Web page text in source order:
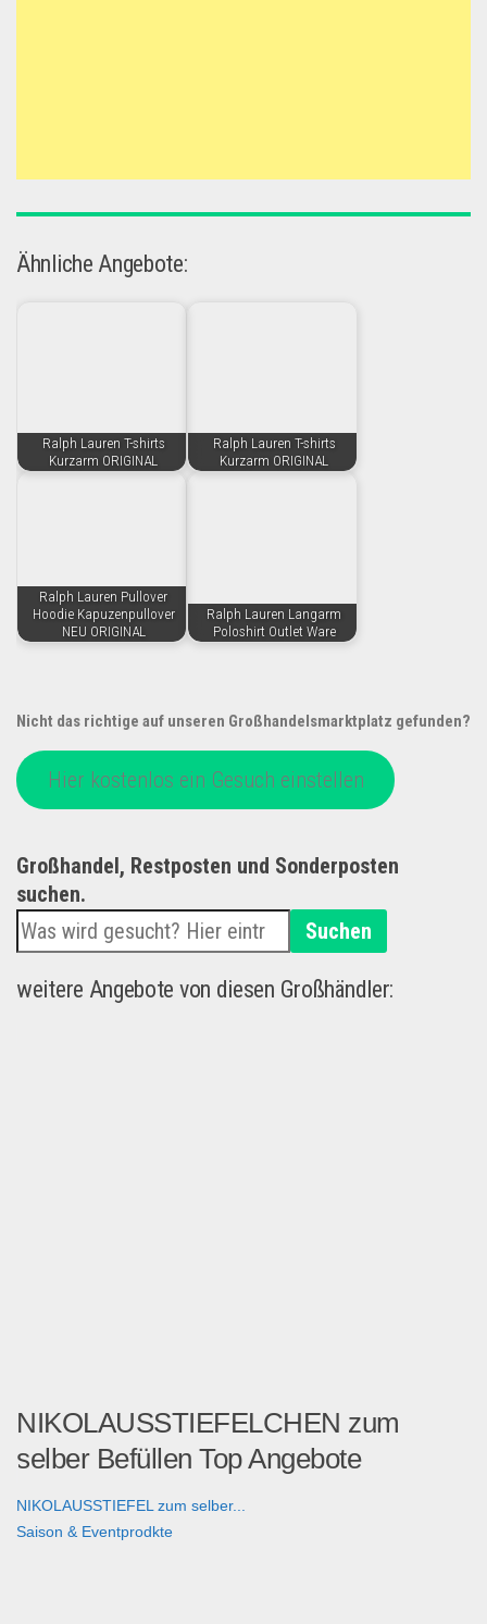
Ähnliche Angebote:
Ralph Lauren T-shirts
Kurzarm ORIGINAL
Ralph Lauren T-shirts
Kurzarm ORIGINAL
Ralph Lauren Pullover
Hoodie Kapuzenpullover
NEU ORIGINAL
Ralph Lauren Langarm
Poloshirt Outlet Ware
Nicht das richtige auf unseren Großhandelsmarktplatz gefunden?
Hier kostenlos ein Gesuch einstellen
Großhandel, Restposten und Sonderposten
suchen.
Suchen
weitere Angebote von diesen Großhändler:
NIKOLAUSSTIEFELCHEN zum
selber Befüllen Top Angebote
NIKOLAUSSTIEFEL zum selber...
Saison & Eventprodkte